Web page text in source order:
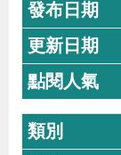
政
府
網
站
資